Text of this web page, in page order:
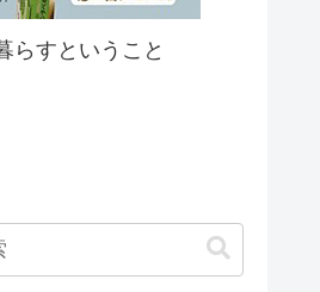
らすということ